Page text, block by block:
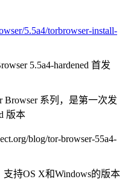
5.5a4/torbrowser-install-
5.5a4-hardened 首发
Browser 系列，是第一次发
版本
blog/tor-browser-55a4-
持OS X和Windows的版本